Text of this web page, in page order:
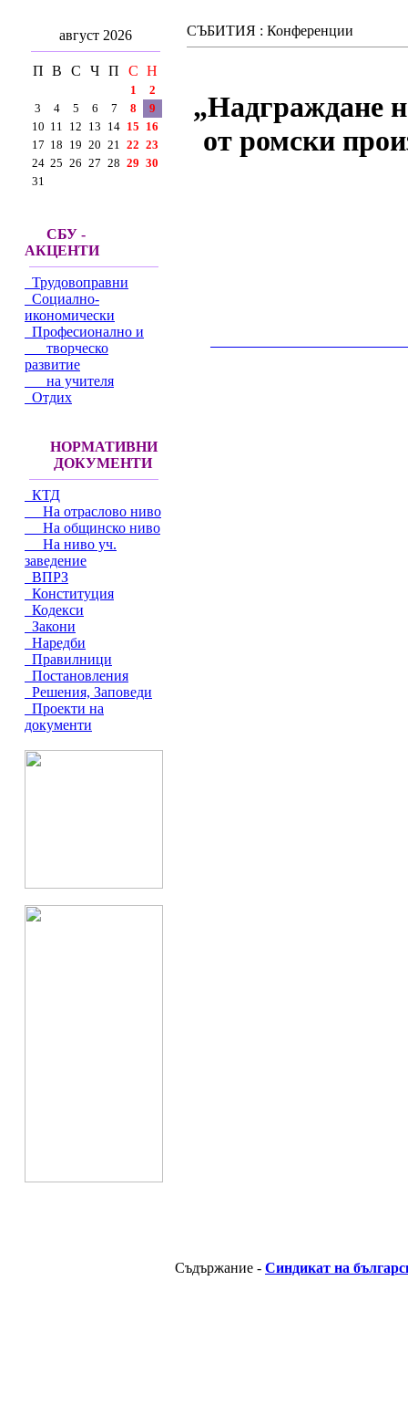
август 2026
П В С Ч П С Н
1
2
3
4 5 6 7 8
9
10 11 12 13 14 15 16
17 18 19 20 21 22 23
24 25 26 27 28 29 30
31
СБУ -
АКЦЕНТИ
Трудовоправни
Социално-
икономически
Професионално и
творческо
развитие
на учителя
Отдих
НОРМАТИВНИ
ДОКУМЕНТИ
КТД
На отраслово ниво
На общинско ниво
На ниво уч.
заведение
ВПРЗ
Конституция
Кодекси
Закони
Наредби
Правилници
Постановления
Решения, Заповеди
Проекти на
документи
СЪБИТИЯ : Конференции
„Надграждане
от ромски
Съдържание - Синдикат на